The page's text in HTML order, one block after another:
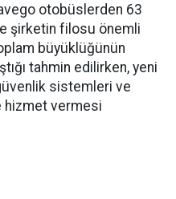
otobüslerden 63
şirketin filosu önemli
büyüklüğünün
tahmin edilirken, yeni
sistemleri ve
hizmet vermesi